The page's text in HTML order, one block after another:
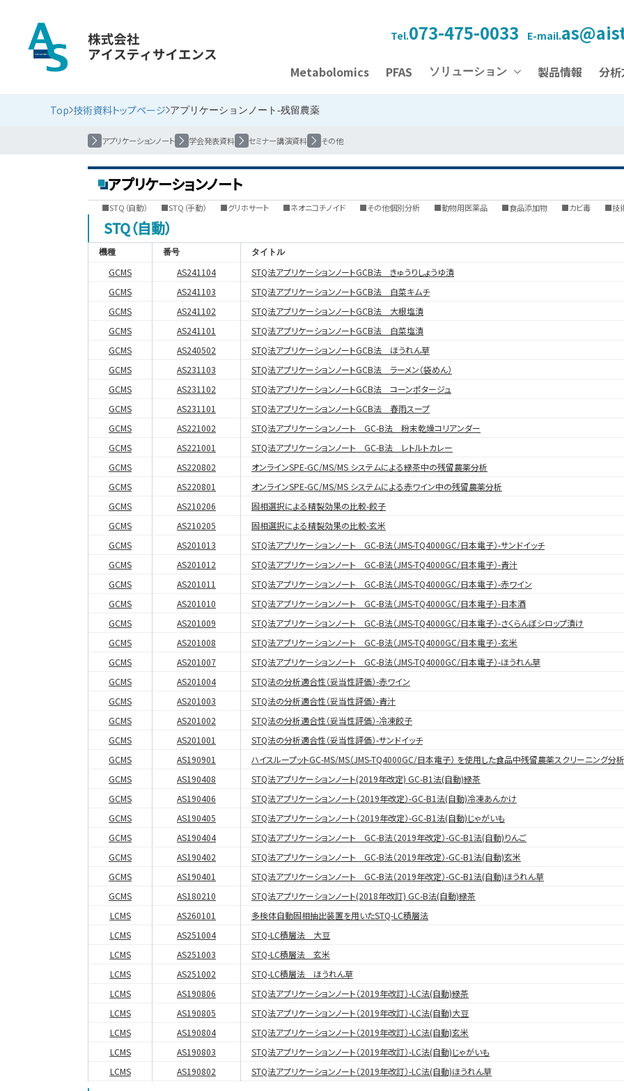
Tel.073-475-0033 E-mail.
Metabolomics PFAS ソリューション 製品情報 分
Top 技術資料トップページ アプリケーションノート-残留農薬
残留農薬・動物用医薬品・食品添加物
アプリケーションノート 学会発表資料 セミナー講演資料 その他
アプリケーションノート
■STQ（自動） ■STQ（手動） ■グリホサート ■ネオニコチノイド ■その他個別分析 ■動物用医薬品 ■食品添加物 ■カビ毒 ■技
STQ（自動）
機種 番号 タイトル
GCMS AS241104
STQ法アプリケーションノートGCB法 きゅうりしょうゆ漬
GCMS
AS241103
STQ法アプリケーションノートGCB法 白菜キムチ
GCMS
AS241102
STQ法アプリケーションノートGCB法 大根塩漬
GCMS
AS241101
STQ法アプリケーションノートGCB法 白菜塩漬
GCMS
AS240502
STQ法アプリケーションノートGCB法 ほうれん草
GCMS
AS231103
STQ法アプリケーションノートGCB法 ラーメン（袋めん）
GCMS
AS231102
STQ法アプリケーションノートGCB法 コーンポタージュ
GCMS
AS231101
STQ法アプリケーションノートGCB法 春雨スープ
GCMS
AS221002
STQ法アプリケーションノート GC-B法 粉末乾燥コリアンダー
GCMS
AS221001
STQ法アプリケーションノート GC-B法 レトルトカレー
GCMS
AS220802
オンラインSPE-GC/MS/MS システムによる緑茶中の残留農薬分析
GCMS
AS220801
オンラインSPE-GC/MS/MS システムによる赤ワイン中の残留農薬分析
GCMS
AS210206
固相選択による精製効果の比較-餃子
GCMS
AS210205
固相選択による精製効果の比較-玄米
GCMS
AS201013
STQ法アプリケーションノート GC-B法（JMS-TQ4000GC/日本電子）-サンドイッチ
GCMS
AS201012
STQ法アプリケーションノート GC-B法（JMS-TQ4000GC/日本電子）-青汁
GCMS
AS201011
STQ法アプリケーションノート GC-B法（JMS-TQ4000GC/日本電子）-赤ワイン
GCMS
AS201010
STQ法アプリケーションノート GC-B法（JMS-TQ4000GC/日本電子）-日本酒
GCMS
AS201009
STQ法アプリケーションノート GC-B法（JMS-TQ4000GC/日本電子）-さくらんぼシロップ漬け
GCMS
AS201008
STQ法アプリケーションノート GC-B法（JMS-TQ4000GC/日本電子）-玄米
GCMS
AS201007
STQ法アプリケーションノート GC-B法（JMS-TQ4000GC/日本電子）-ほうれん草
GCMS
AS201004
STQ法の分析適合性（妥当性評価）-赤ワイン
GCMS
AS201003
STQ法の分析適合性（妥当性評価）-青汁
GCMS
AS201002
STQ法の分析適合性（妥当性評価）-冷凍餃子
GCMS
AS201001
STQ法の分析適合性（妥当性評価）-サンドイッチ
GCMS
AS190901
ハイスループットGC-MS/MS（JMS-TQ4000GC/日本電子） を使用した食品中残留農薬スクリーニング分析
GCMS
AS190408
STQ法アプリケーションノート(2019年改定) GC-B1法(自動)緑茶
GCMS
AS190406
STQ法アプリケーションノート（2019年改定）-GC-B1法(自動)冷凍あんかけ
GCMS
AS190405
STQ法アプリケーションノート（2019年改定）-GC-B1法(自動)じゃがいも
GCMS
AS190404
STQ法アプリケーションノート GC-B法（2019年改定）-GC-B1法(自動)りんご
GCMS
AS190402
STQ法アプリケーションノート GC-B法（2019年改定）-GC-B1法(自動)玄米
GCMS
AS190401
STQ法アプリケーションノート GC-B法（2019年改定）-GC-B1法(自動)ほうれん草
GCMS
AS180210
STQ法アプリケーションノート(2018年改訂) GC-B法(自動)緑茶
LCMS
AS260101
多検体自動固相抽出装置を用いたSTQ-LC積層法
LCMS
AS251004
STQ-LC積層法 大豆
LCMS
AS251003
STQ-LC積層法 玄米
LCMS
AS251002
STQ-LC積層法 ほうれん草
LCMS
AS190806
STQ法アプリケーションノート（2019年改訂）-LC法(自動)緑茶
LCMS
AS190805
STQ法アプリケーションノート（2019年改訂）-LC法(自動)大豆
LCMS
AS190804
STQ法アプリケーションノート（2019年改訂）-LC法(自動)玄米
LCMS
AS190803
STQ法アプリケーションノート（2019年改訂）-LC法(自動)じゃがいも
LCMS
AS190802 STQ法アプリケーションノート（2019年改訂）-LC法(自動)ほうれん草